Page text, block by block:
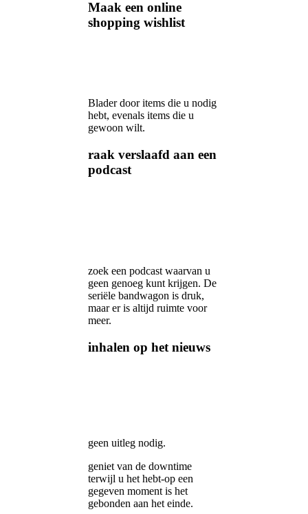
Maak een online
shopping wishlist
Blader door items die u nodig
hebt, evenals items die u
gewoon wilt.
raak verslaafd aan een
podcast
zoek een podcast waarvan u
geen genoeg kunt krijgen. De
seriële bandwagon is druk,
maar er is altijd ruimte voor
meer.
inhalen op het nieuws
geen uitleg nodig.
geniet van de downtime
terwijl u het hebt-op een
gegeven moment is het
gebonden aan het einde.